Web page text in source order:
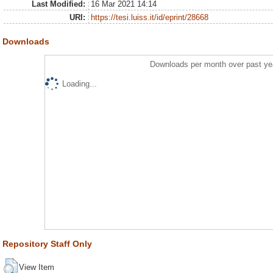
Last Modified:
16 Mar 2021 14:14
URI:
https://tesi.luiss.it/id/eprint/28668
Downloads
Downloads per month over past
Loading...
Repository Staff Only
View Item